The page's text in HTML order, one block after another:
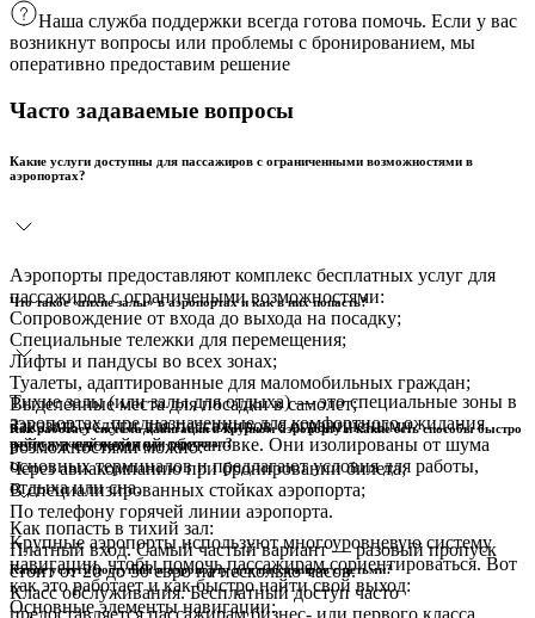
Наша служба поддержки всегда готова помочь. Если у вас
возникнут вопросы или проблемы с бронированием, мы
оперативно предоставим решение
Часто задаваемые вопросы
Какие услуги доступны для пассажиров с ограниченными возможностями в
аэропортах?
Аэропорты предоставляют комплекс бесплатных услуг для
пассажиров с ограничеными возможностями:
Сопровождение от входа до выхода на посадку;
Специальные тележки для перемещения;
Лифты и пандусы во всех зонах;
Туалеты, адаптированные для маломобильных граждан;
Выделенные места для посадки в самолет;
Заказать услуги для пассажиров с ограничеными
возможностями можно:
Через авиакомпанию при бронировании билета;
В специализированных стойках аэропорта;
По телефону горячей линии аэропорта.
Что такое «тихие залы» в аэропортах и как в них попасть?
Тихие залы (или залы для отдыха) — это специальные зоны в
аэропортах, предназначенные для комфортного ожидания
рейса в спокойной обстановке. Они изолированы от шума
основных терминалов и предлагают условия для работы,
отдыха или сна.
Как попасть в тихий зал:
Платный вход. Самый частый вариант — разовый пропуск
стоит от 20 до 50 евро на несколько часов.
Класс обслуживания. Бесплатный доступ часто
предоставляется пассажирам бизнес- или первого класса.
Как работает система навигации в крупном аэропорту и какие есть способы быстро
найти нужный выход или терминал?
Крупные аэропорты используют многоуровневую систему
навигации, чтобы помочь пассажирам сориентироваться. Вот
как это работает и как быстро найти свой выход:
Основные элементы навигации:
Какие услуги доступны в аэропорту для пассажиров с детьми?